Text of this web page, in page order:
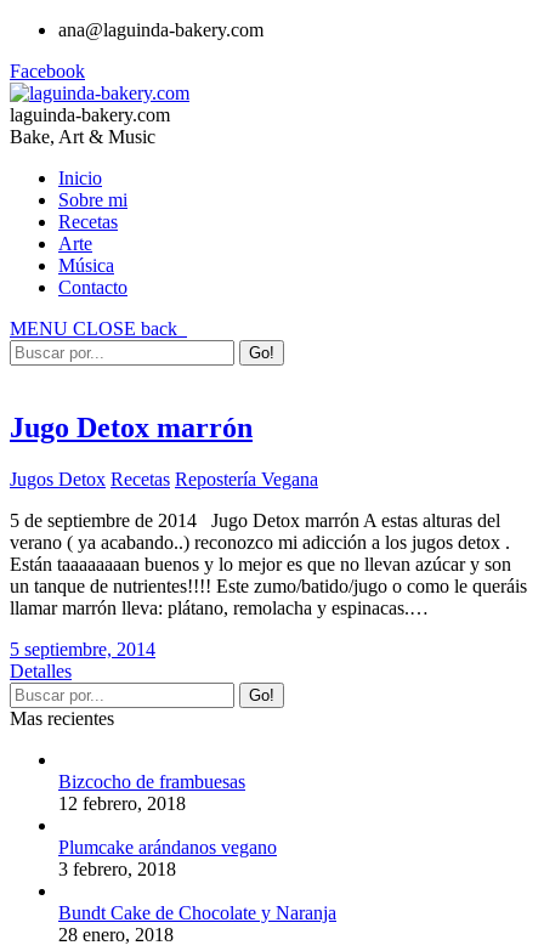
ana@laguinda-bakery.com
Facebook
laguinda-bakery.com
Bake, Art & Music
Inicio
Sobre mi
Recetas
Arte
Música
Contacto
MENU CLOSE back
Jugo Detox marrón
Jugos Detox Recetas Repostería Vegana
5 de septiembre de 2014 Jugo Detox marrón A estas alturas del
verano ( ya acabando..) reconozco mi adicción a los jugos detox .
Están taaaaaaaan buenos y lo mejor es que no llevan azúcar y son
un tanque de nutrientes!!!! Este zumo/batido/jugo o como le queráis
llamar marrón lleva: plátano, remolacha y espinacas.…
5 septiembre, 2014
Detalles
Mas recientes
Bizcocho de frambuesas
12 febrero, 2018
Plumcake arándanos vegano
3 febrero, 2018
Bundt Cake de Chocolate y Naranja
28 enero, 2018